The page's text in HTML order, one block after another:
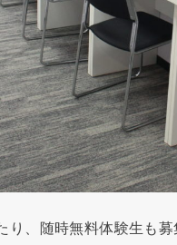
り、随時無料体験生も